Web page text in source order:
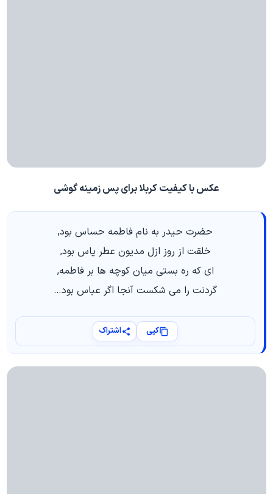
عکس با کیفیت کربلا برای پس زمینه گوشی
حضرت حیدر به نام فاطمه حساس بود,
خلقت از روز ازل مدیون عطر یاس بود,
ای که ره بستی میان کوچه ها بر فاطمه,
گردنت را می شکست آنجا اگر عباس بود…
کپی اشتراک